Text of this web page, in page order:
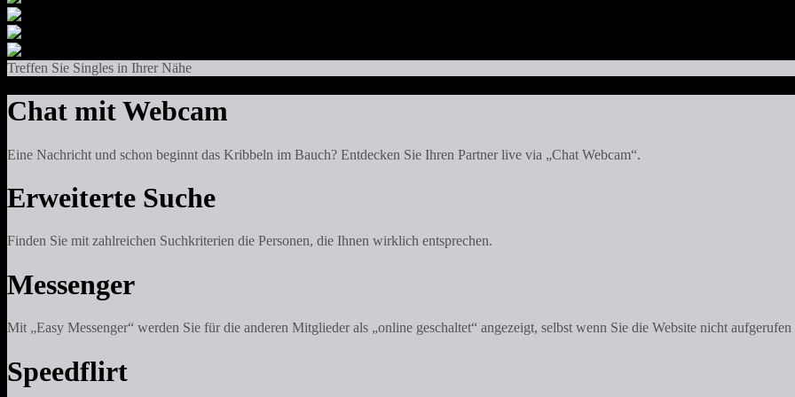
Treffen Sie Singles in Ihrer Nähe
Chat mit Webcam
Eine Nachricht und schon beginnt das Kribbeln im Bauch? Entdecken Sie Ihren Partner live via „Chat Webcam“.
Erweiterte Suche
Finden Sie mit zahlreichen Suchkriterien die Personen, die Ihnen wirklich entsprechen.
Messenger
Mit „Easy Messenger“ werden Sie für die anderen Mitglieder als „online geschaltet“ angezeigt, selbst wenn Sie die Website nicht aufgerufen
Speedflirt